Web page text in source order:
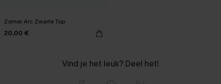
Zomer Arc Zwarte Top
20,00 €
Vind je het leuk? Deel het!